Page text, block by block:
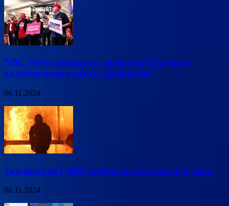
NBC News сообщил о лидерстве Трампа в
колеблющемся штате Джорджия
06.11.2024
Украинские СМИ сообщили о взрыве в Сумах
06.11.2024